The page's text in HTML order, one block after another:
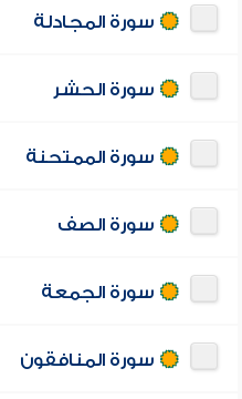
سورة المجادلة
سورة الحشر
سورة الممتحنة
سورة الصف
سورة الجمعة
سورة المنافقون